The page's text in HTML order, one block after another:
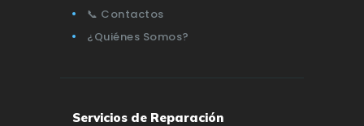
📞 Contactos
¿Quiénes Somos?
Servicios de Reparación